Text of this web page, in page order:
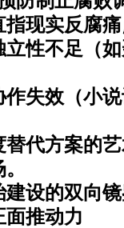
指现实反腐痛
立性不足（
作失效（小
替代方案的
建设的双向
面推动力